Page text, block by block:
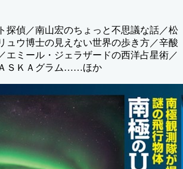
探偵／南山宏のちょっと不思議な話／松
ュウ博士の見えない世界の歩き方／辛酸
エミール・ジェラザードの西洋占星術／
ＳＫＡグラム……ほか